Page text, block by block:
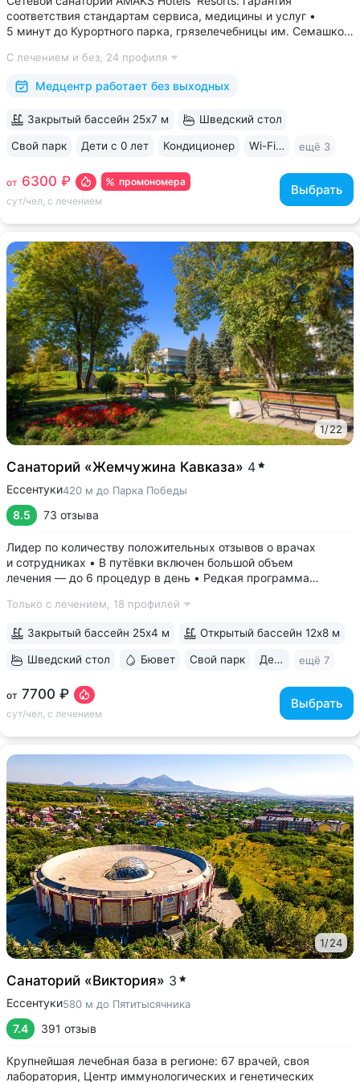
соответствия стандартам сервиса, медицины и услуг •
5 минут до Курортного парка, грязелечебницы им. Семашко,
водой Ессентуки № 4 и № 17 • Главный корпус
«Центральный» — историческое здание...
С лечением и без, 24 профиля
Медцентр работает без выходных
промономера
от 6300 ₽
сут/чел, с лечением
Выбрать
Закрытый бассейн 25х7 м Шведский стол
Свой парк Дети с 0 лет Кондиционер Wi-Fi в номерах ещё 3
1/22
Санаторий «Жемчужина Кавказа» 4
Ессентуки420 м до Парка Победы
8.5 73 отзыва
Лидер по количеству положительных отзывов о врачах
и сотрудниках • В путёвки включен большой объем
лечения — до 6 процедур в день • Редкая программа
и эндокринолога, комплекс анализов и УЗИ, процедуры,
Только с лечением, 18 профилей
от 7700 ₽
сут/чел, с лечением
Выбрать
Закрытый бассейн 25х4 м Открытый бассейн 12х8 м
Шведский стол Бювет Свой парк Дети с 0 лет ещё 7
1/24
Санаторий «Виктория» 3
Ессентуки580 м до Пятитысячника
7.4 391 отзыв
Крупнейшая лечебная база в регионе: 67 врачей, своя
лаборатория, Центр иммунологических и генетических